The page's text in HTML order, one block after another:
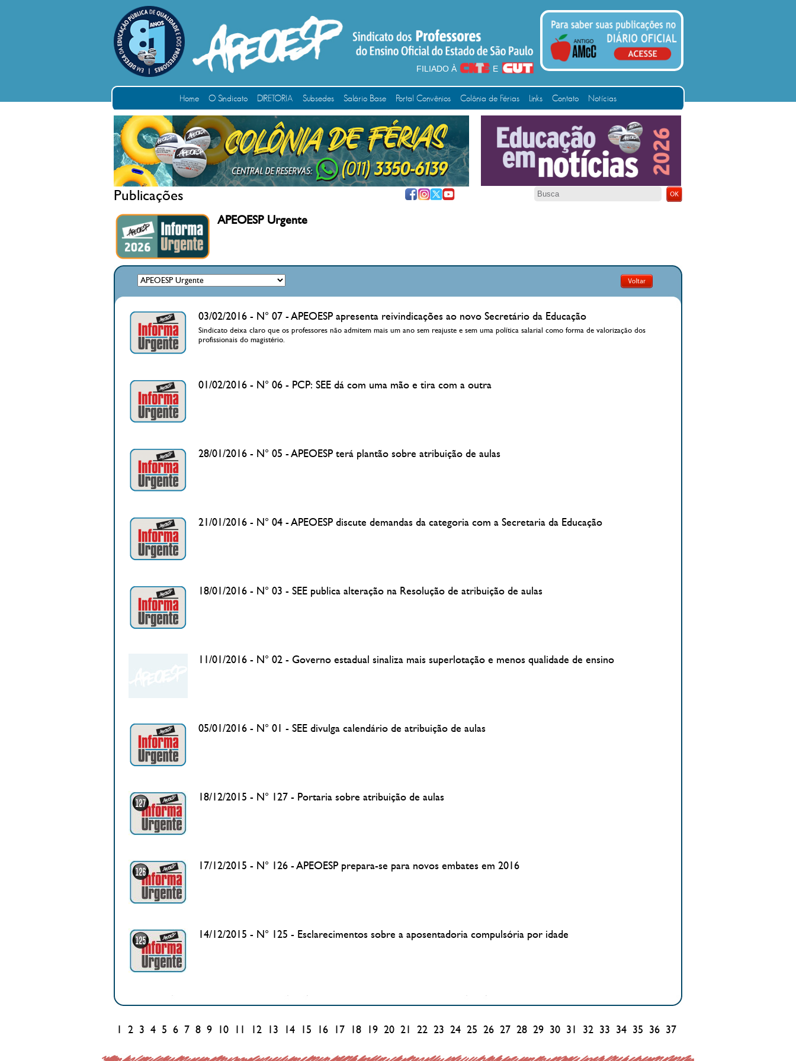
FILIADO À E
Home O Sindicato DIRETORIA Subsedes Salário Base Portal Convênios Colônia de Férias Links Contato Notícias
Publicações
APEOESP Urgente
03/02/2016 - N° 07 - APEOESP apresenta reivindicações ao novo Secretário da Educação
Sindicato deixa claro que os professores não admitem mais um ano sem reajuste e sem uma política salarial como forma de valorização dos
profissionais do magistério.
01/02/2016 - N° 06 - PCP: SEE dá com uma mão e tira com a outra
28/01/2016 - N° 05 - APEOESP terá plantão sobre atribuição de aulas
21/01/2016 - N° 04 - APEOESP discute demandas da categoria com a Secretaria da Educação
18/01/2016 - N° 03 - SEE publica alteração na Resolução de atribuição de aulas
11/01/2016 - N° 02 - Governo estadual sinaliza mais superlotação e menos qualidade de ensino
05/01/2016 - N° 01 - SEE divulga calendário de atribuição de aulas
18/12/2015 - N° 127 - Portaria sobre atribuição de aulas
17/12/2015 - N° 126 - APEOESP prepara-se para novos embates em 2016
14/12/2015 - N° 125 - Esclarecimentos sobre a aposentadoria compulsória por idade
2 3 4 5 6 7 8 9 10 12 13 14 15 16 17 18 19 20 21 22 23 24 25 26 27 28 29 30 31 32 33 34 35 36 37